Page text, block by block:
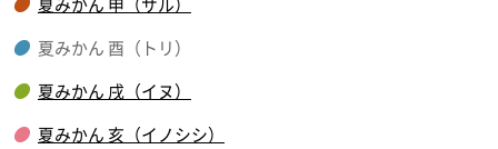
夏みかん 申（サル）
夏みかん 酉（トリ）
夏みかん 戌（イヌ）
夏みかん 亥（イノシシ）